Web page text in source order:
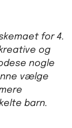
for 4.
og
nogle
vælge
barn.